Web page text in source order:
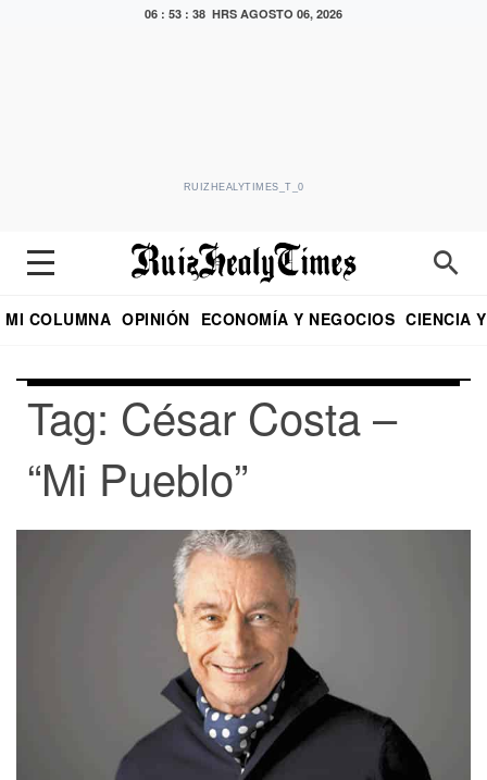
06 : 53 : 38 HRS AGOSTO 06, 2026
RUIZHEALYTIMES_T_0
MI COLUMNA OPINIÓN ECONOMÍA Y NEGOCIOS CIENCIA
Tag: César Costa –
“Mi Pueblo”